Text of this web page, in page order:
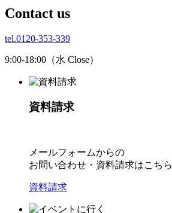
Contact us
tel.0120-353-339
9:00-18:00（水 Close）
資料請求
メールフォームからの
お問い合わせ・資料請求はこちら
資料請求